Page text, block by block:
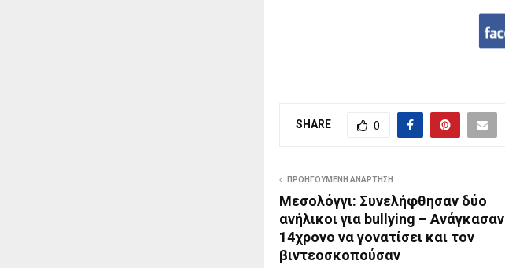
SHARE 0
ΠΡΟΗΓΟΎΜΕΝΗ ΑΝΆΡΤΗΣΗ
Μεσολόγγι: Συνελήφθησαν δύο
ανήλικοι για bullying – Ανάγκασαν
14χρονο να γονατίσει και τον
βιντεοσκοπούσαν